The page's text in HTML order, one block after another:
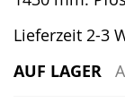
Lieferzeit 2-3
AUF LAGER